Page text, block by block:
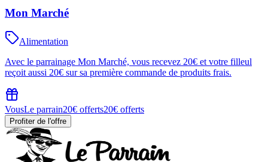
Mon Marché
Alimentation
Avec le parrainage Mon Marché, vous recevez 20€ et votre filleul
reçoit aussi 20€ sur sa première commande de produits frais.
VousLe parrain20€ offerts20€ offerts
Profiter de l'offre